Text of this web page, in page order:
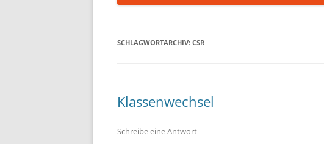
SCHLAGWORTARCHIV: CSR
Klassenwechsel
Schreibe eine Antwort